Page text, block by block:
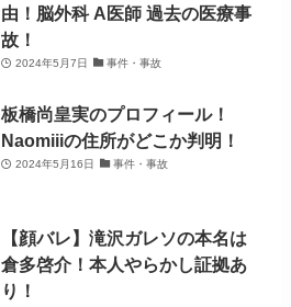
由！脳外科 A医師 過去の医療事
故！
2024年5月7日 事件・事故
板橋尚皇実のプロフィール！
Naomiiiの住所がどこか判明！
2024年5月16日 事件・事故
【顔バレ】滝沢ガレソの本名は
倉多啓介！本人やらかし証拠あ
り！